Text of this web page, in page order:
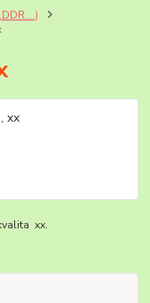
č.3, kvalita xx.